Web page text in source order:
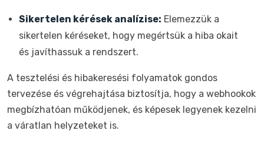
Sikertelen kérések analízise: Elemezzük a
sikertelen kéréseket, hogy megértsük a hiba okait
és javíthassuk a rendszert.
A tesztelési és hibakeresési folyamatok gondos
tervezése és végrehajtása biztosítja, hogy a webhookok
megbízhatóan működjenek, és képesek legyenek kezelni
a váratlan helyzeteket is.